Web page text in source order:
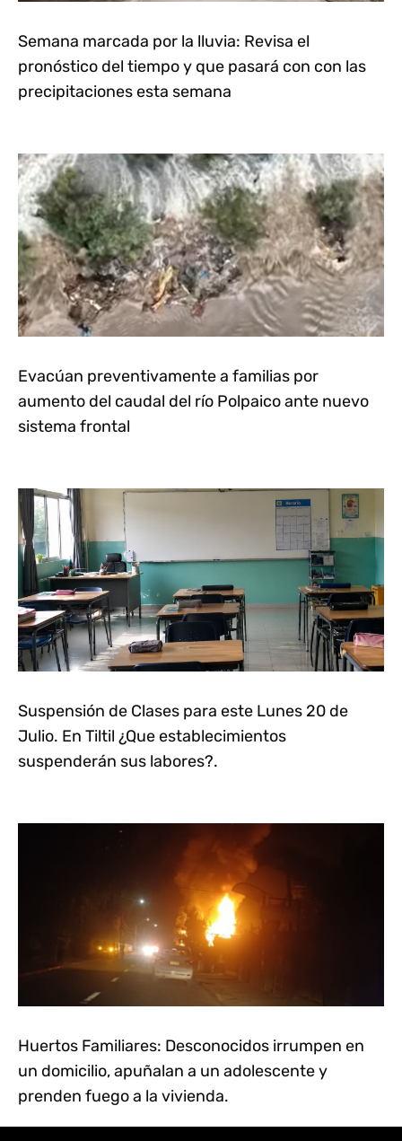
Semana marcada por la lluvia: Revisa el
pronóstico del tiempo y que pasará con con las
precipitaciones esta semana
Evacúan preventivamente a familias por
aumento del caudal del río Polpaico ante nuevo
sistema frontal
Suspensión de Clases para este Lunes 20 de
Julio. En Tiltil ¿Que establecimientos
suspenderán sus labores?.
Huertos Familiares: Desconocidos irrumpen en
un domicilio, apuñalan a un adolescente y
prenden fuego a la vivienda.